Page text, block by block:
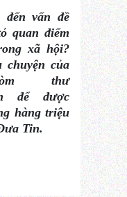
vấn đề
quan điểm
xã hội?
chuyện của
thư
để được
hàng triệu
Tin.